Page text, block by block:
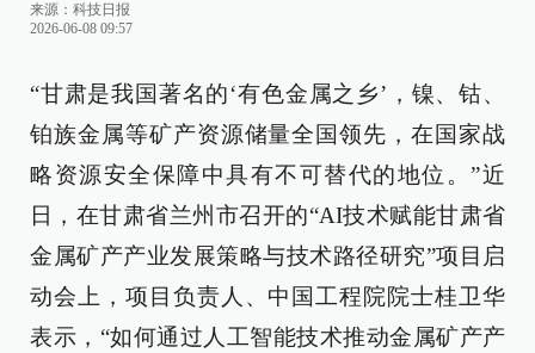
来源： 科技日报
2026-06-08 09:57
“甘肃是我国著名的‘有色金属之乡’，镍、钴、
铂族金属等矿产资源储量全国领先，在国家战
略资源安全保障中具有不可替代的地位。”近
日，在甘肃省兰州市召开的“AI技术赋能甘肃省
金属矿产产业发展策略与技术路径研究”项目启
动会上，项目负责人、中国工程院院士桂卫华
表示，“如何通过人工智能技术推动金属矿产产